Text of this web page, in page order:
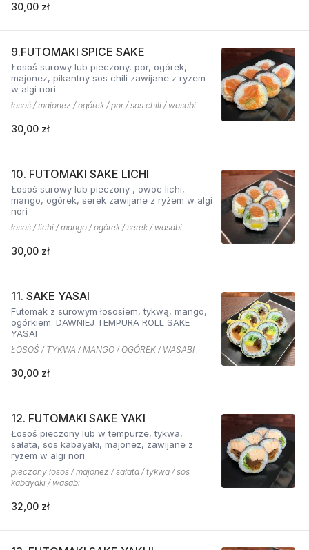
30,00 zł
9.FUTOMAKI SPICE SAKE
Łosoś surowy lub pieczony, por, ogórek,
majonez, pikantny sos chili zawijane z ryżem
w algi nori
łosoś / majonez / ogórek / por / sos chili / wasabi
30,00 zł
10. FUTOMAKI SAKE LICHI
Łosoś surowy lub pieczony , owoc lichi,
mango, ogórek, serek zawijane z ryżem w algi
nori
łosoś / lichi / mango / ogórek / serek / wasabi
30,00 zł
11. SAKE YASAI
Futomak z surowym łososiem, tykwą, mango,
ogórkiem. DAWNIEJ TEMPURA ROLL SAKE
YASAI
ŁOSOŚ / TYKWA / MANGO / OGÓREK / WASABI
30,00 zł
12. FUTOMAKI SAKE YAKI
Łosoś pieczony lub w tempurze, tykwa,
sałata, sos kabayaki, majonez, zawijane z
ryżem w algi nori
pieczony łosoś / majonez / sałata / tykwa / sos
kabayaki / wasabi
32,00 zł